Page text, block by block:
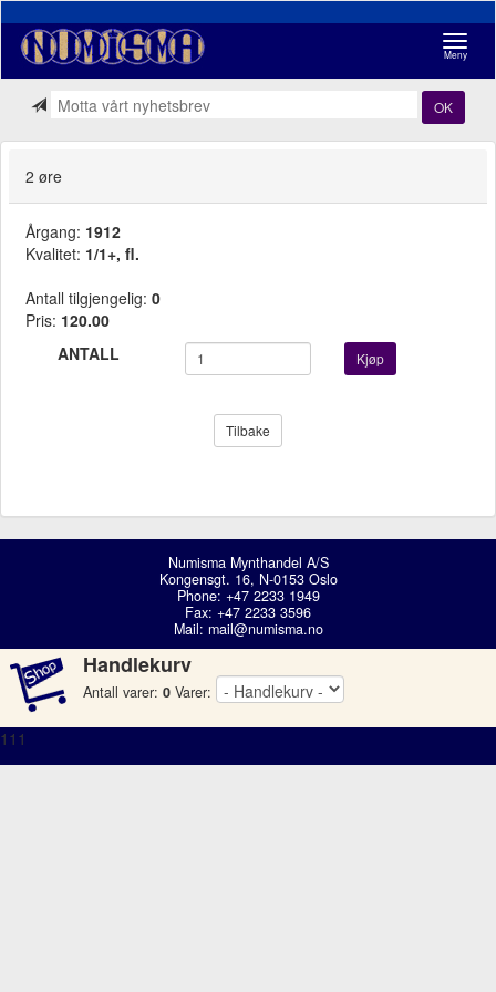
Meny
OK
2 øre
Årgang: 1912
Kvalitet: 1/1+, fl.
Antall tilgjengelig: 0
Pris: 120.00
ANTALL
Kjøp
Tilbake
Numisma Mynthandel A/S
Kongensgt. 16, N-0153 Oslo
Phone: +47 2233 1949
Fax: +47 2233 3596
Mail: mail@numisma.no
Handlekurv
Antall varer: 0 Varer:
111